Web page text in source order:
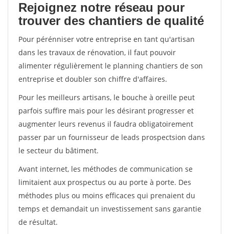
Rejoignez notre réseau pour
trouver des chantiers de qualité
Pour pérénniser votre entreprise en tant qu'artisan
dans les travaux de rénovation, il faut pouvoir
alimenter régulièrement le planning chantiers de son
entreprise et doubler son chiffre d'affaires.
Pour les meilleurs artisans, le bouche à oreille peut
parfois suffire mais pour les désirant progresser et
augmenter leurs revenus il faudra obligatoirement
passer par un fournisseur de leads prospectsion dans
le secteur du bâtiment.
Avant internet, les méthodes de communication se
limitaient aux prospectus ou au porte à porte. Des
méthodes plus ou moins efficaces qui prenaient du
temps et demandait un investissement sans garantie
de résultat.